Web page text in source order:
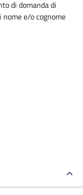
di domanda di
nome e/o cognome